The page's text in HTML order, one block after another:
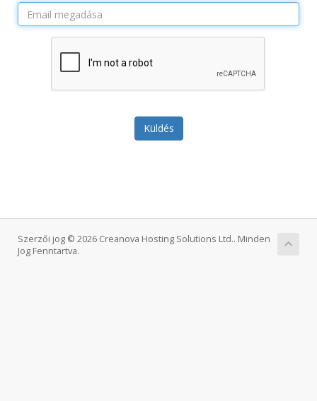
Küldés
Szerzői jog © 2026 Creanova Hosting Solutions Ltd.. Minden
Jog Fenntartva.